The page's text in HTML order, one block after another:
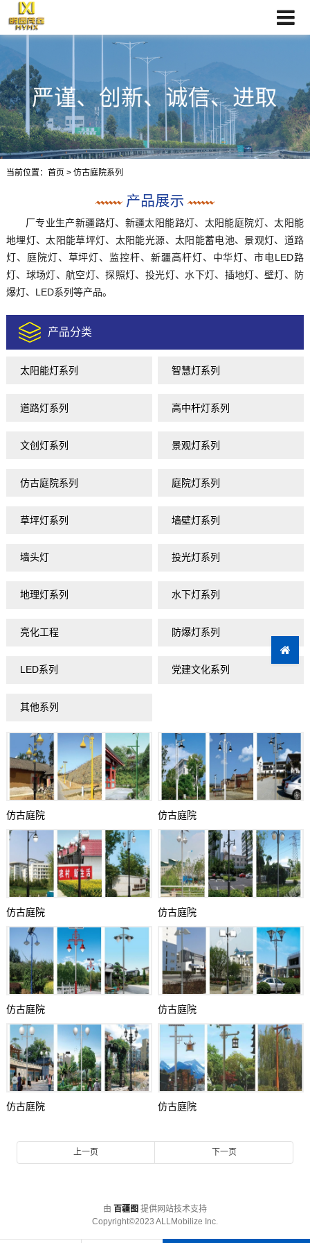
当前位置： 首页 > 仿古庭院系列
厂专业生产新疆路灯、新疆太阳能路灯、太阳能庭院灯、太阳能
地埋灯、太阳能草坪灯、太阳能光源、太阳能蓄电池、景观灯、道路
灯、庭院灯、草坪灯、监控杆、新疆高杆灯、中华灯、市电LED路
灯、球场灯、航空灯、探照灯、投光灯、水下灯、插地灯、壁灯、防
爆灯、LED系列等产品。
产品分类
太阳能灯系列 智慧灯系列
道路灯系列 高中杆灯系列
文创灯系列 景观灯系列
仿古庭院系列 庭院灯系列
草坪灯系列 墙壁灯系列
墙头灯 投光灯系列
地理灯系列 水下灯系列
亮化工程 防爆灯系列
LED系列 党建文化系列
其他系列
仿古庭院 仿古庭院
仿古庭院 仿古庭院
仿古庭院 仿古庭院
仿古庭院 仿古庭院
上一页 下一页
由 百疆图 提供网站技术支持
Copyright©2023 ALLMobilize Inc.